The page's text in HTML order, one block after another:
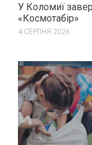
У Коломиї
«Космотабір»
4 СЕРПНЯ 2026